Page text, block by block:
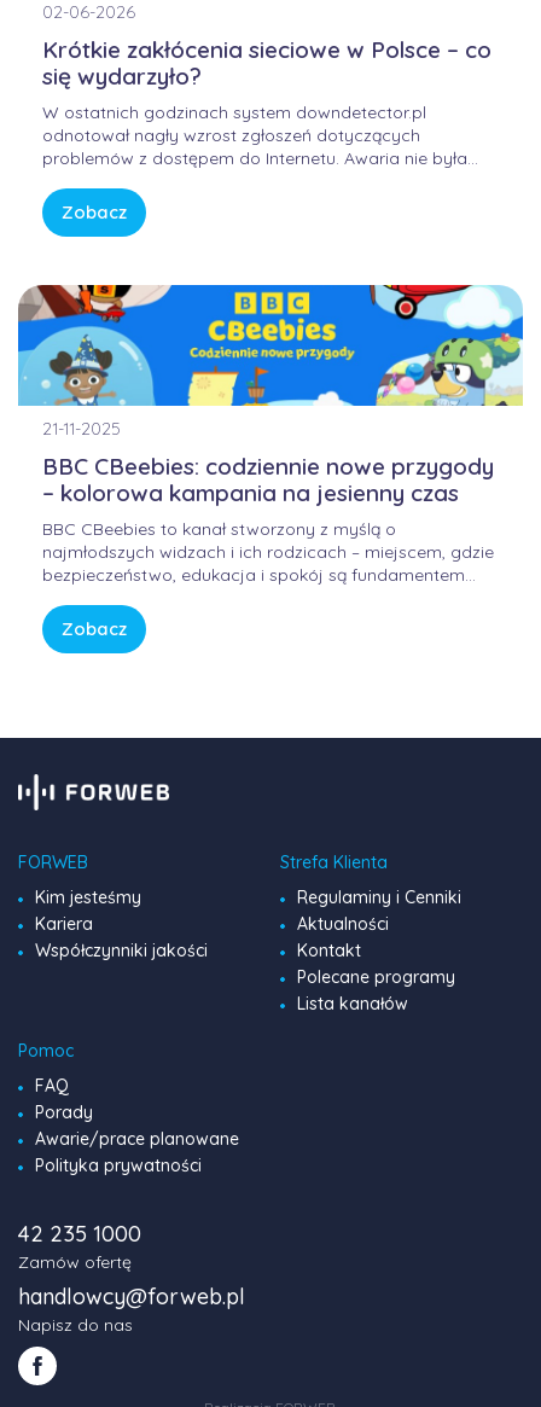
02-06-2026
Krótkie zakłócenia sieciowe w Polsce – co
się wydarzyło?
W ostatnich godzinach system downdetector.pl
odnotował nagły wzrost zgłoszeń dotyczących
problemów z dostępem do Internetu. Awaria nie była
lecz wynikała z przejściowego błędu w globalnej
infrastrukturze trasowania danych. Internet przypomina
Zobacz
21-11-2025
BBC CBeebies: codziennie nowe przygody
– kolorowa kampania na jesienny czas
BBC CBeebies to kanał stworzony z myślą o
najmłodszych widzach i ich rodzicach – miejscem, gdzie
bezpieczeństwo, edukacja i spokój są fundamentem
tempa, CBeebies oferuje przestrzeń, w której dzieci
mogą odkrywać świat w sposób bezpieczny, kreatywny i
Zobacz
FORWEB
Kim jesteśmy
Kariera
Współczynniki jakości
Strefa Klienta
Regulaminy i Cenniki
Aktualności
Kontakt
Polecane programy
Lista kanałów
Pomoc
FAQ
Porady
Awarie/prace planowane
Polityka prywatności
42 235 1000
Zamów ofertę
handlowcy@forweb.pl
Napisz do nas